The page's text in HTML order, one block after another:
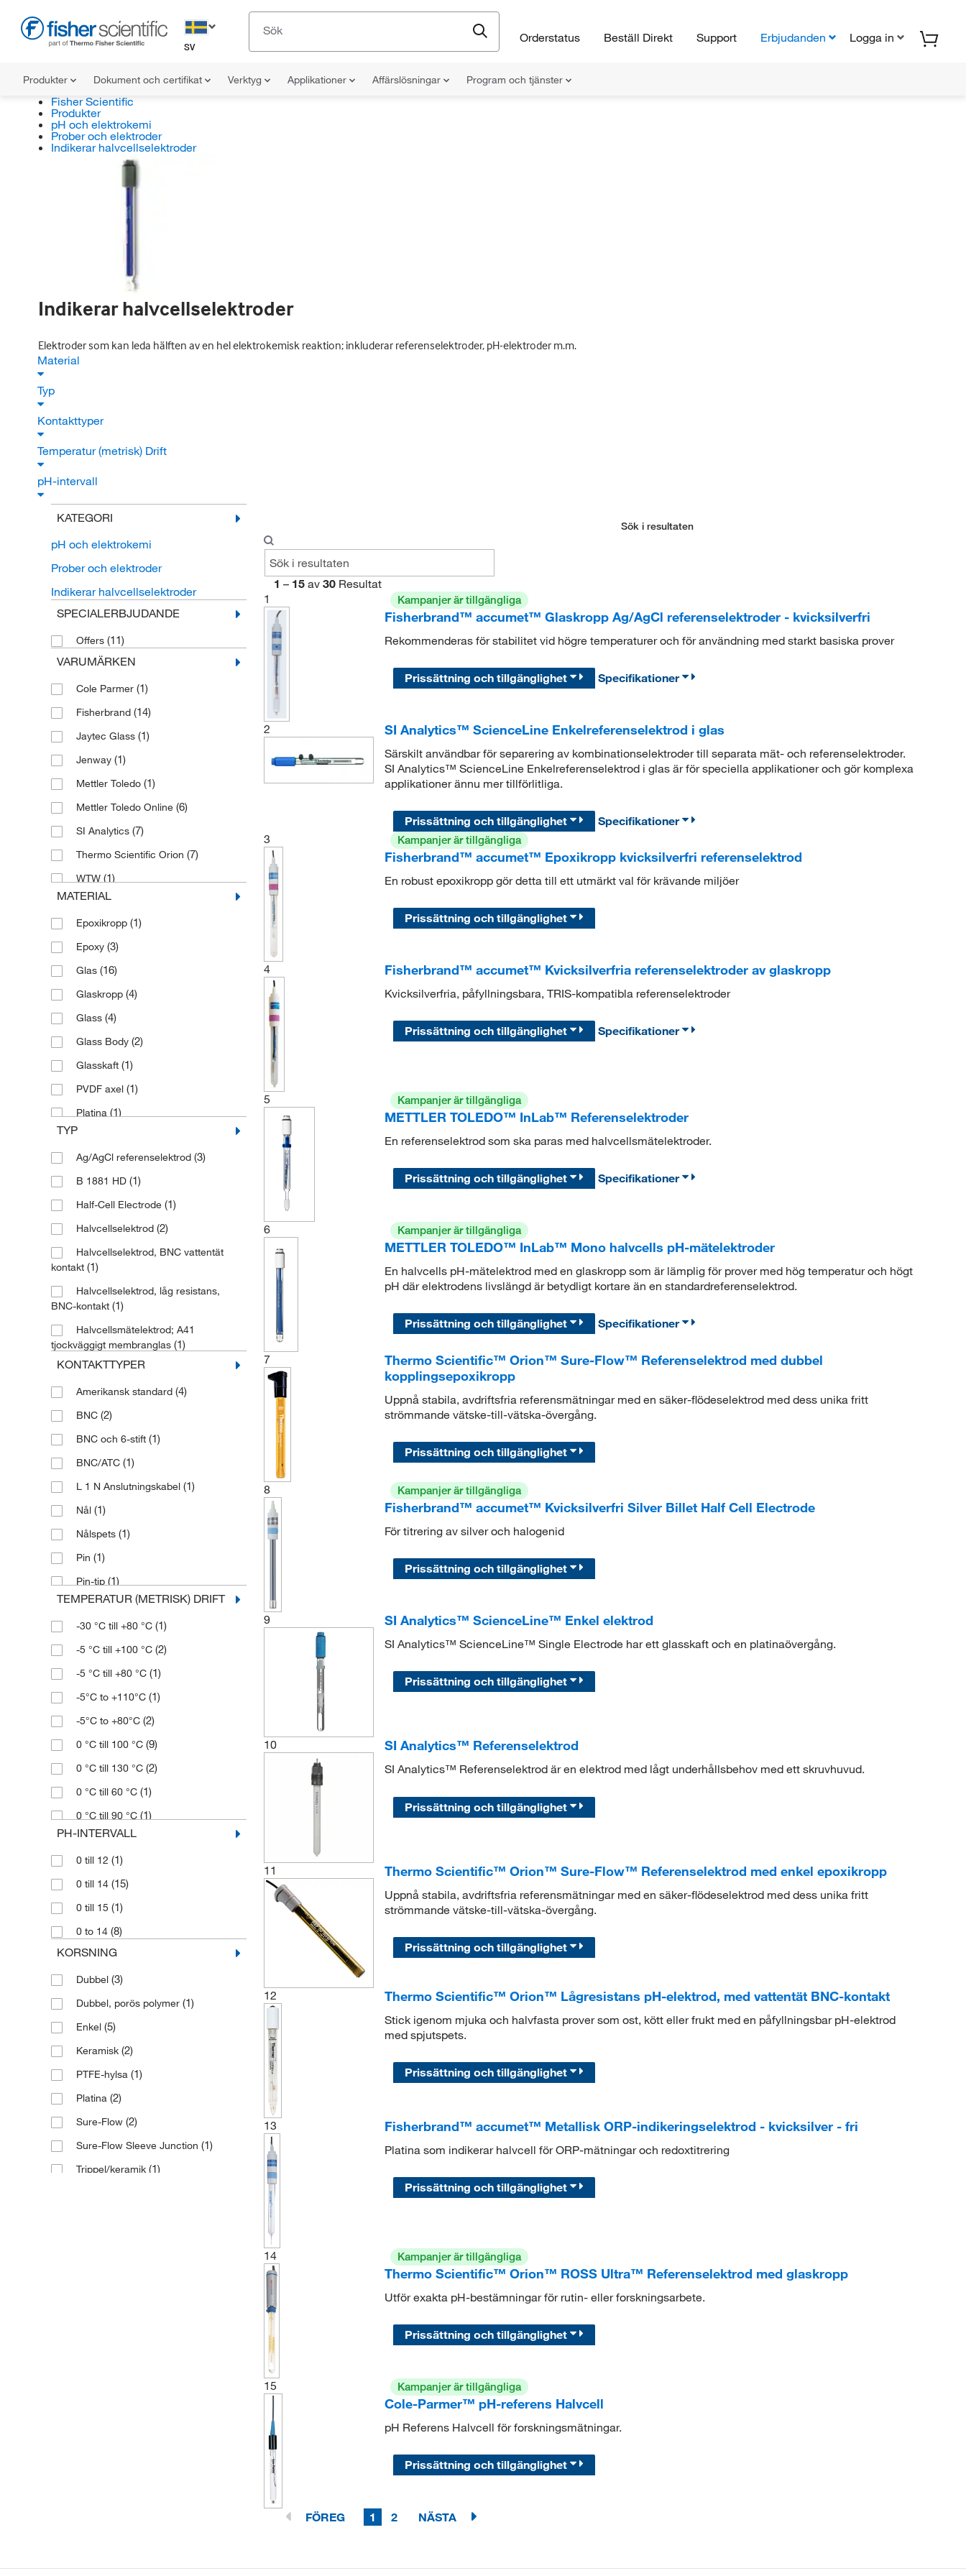
SV
Orderstatus Beställ Direkt Support Erbjudanden Logga in
Produkter Dokument och certifikat Verktyg Applikationer Affärslösningar Program och tjänster
Fisher Scientific
Produkter
pH och elektrokemi
Prober och elektroder
Indikerar halvcellselektroder
Indikerar halvcellselektroder
Elektroder som kan leda hälften av en hel elektrokemisk reaktion; inkluderar referenselektroder, pH-elektroder m.m.
Material
Typ
Kontakttyper
Temperatur (metrisk) Drift
pH-intervall
KATEGORI
pH och elektrokemi
Prober och elektroder
Indikerar halvcellselektroder
SPECIALERBJUDANDE
Offers (11)
VARUMÄRKEN
Cole Parmer (1)
Fisherbrand (14)
Jaytec Glass (1)
Jenway (1)
Mettler Toledo (1)
Mettler Toledo Online (6)
SI Analytics (7)
Thermo Scientific Orion (7)
WTW (1)
MATERIAL
Epoxikropp (1)
Epoxy (3)
Glas (16)
Glaskropp (4)
Glass (4)
Glass Body (2)
Glasskaft (1)
PVDF axel (1)
Platina (1)
TYP
Ag/AgCl referenselektrod (3)
B 1881 HD (1)
Half-Cell Electrode (1)
Halvcellselektrod (2)
Halvcellselektrod, BNC vattentät
kontakt (1)
Halvcellselektrod, låg resistans,
BNC-kontakt (1)
Halvcellsmätelektrod; A41
tjockväggigt membranglas (1)
Halvcellsmätelektrod; HA
Membranglas
gelelektrolyt(1)
ISE, pH Reference Electrode
Kvicksilverfri referenselektrod
ORP elektrod
Platina elektroder
Referens halvcellselektrod
Referenselektrod(7)
pH Half-Cell Electrode
pH Membrane Model
pH-referens Halvcell
KONTAKTTYPER
Amerikansk standard (4)
BNC (2)
BNC och 6-stift (1)
BNC/ATC (1)
L 1 N Anslutningskabel (1)
Nål (1)
Nålspets (1)
Pin (1)
Pin-tip (1)
S7(4)
S7 till BNC (30281915)
Skruvplugghuvud(1)
Stift(6)
TEMPERATUR (METRISK) DRIFT
-30 °C till +80 °C (1)
-5 °C till +100 °C (2)
-5 °C till +80 °C (1)
-5°C to +110°C (1)
-5°C to +80°C (2)
0 °C till 100 °C (9)
0 °C till 130 °C (2)
0 °C till 60 °C (1)
0 °C till 90 °C (1)
0°C to 100°C
0°C to 90°C
100 °C (1)
Max 80 °C
Omgivning
PH-INTERVALL
0 till 12 (1)
0 till 14 (15)
0 till 15 (1)
0 to 14 (8)
KORSNING
Dubbel (3)
Dubbel, porös polymer (1)
Enkel (5)
Keramisk (2)
PTFE-hylsa (1)
Platina (2)
Sure-Flow (2)
Sure-Flow Sleeve Junction (1)
Trippel/keramik (1)
Sök i resultaten
1 – 15 av 30 Resultat
1
Kampanjer är tillgängliga
Fisherbrand™ accumet™ Glaskropp Ag/AgCl referenselektroder - kvicksilverfri
Rekommenderas för stabilitet vid högre temperaturer och för användning med starkt basiska prover
Prissättning och tillgänglighet Specifikationer
2 SI Analytics™ ScienceLine Enkelreferenselektrod i glas
Särskilt användbar för separering av kombinationselektroder till separata mät- och referenselektroder.
SI Analytics™ ScienceLine Enkelreferenselektrod i glas är för speciella applikationer och gör komplexa
applikationer ännu mer tillförlitliga.
Prissättning och tillgänglighet
Specifikationer
3
Kampanjer är tillgängliga
Fisherbrand™ accumet™ Epoxikropp kvicksilverfri referenselektrod
En robust epoxikropp gör detta till ett utmärkt val för krävande miljöer
Prissättning och tillgänglighet
4 Fisherbrand™ accumet™ Kvicksilverfria referenselektroder av glaskropp
Kvicksilverfria, påfyllningsbara, TRIS-kompatibla referenselektroder
Prissättning och tillgänglighet Specifikationer
5 Kampanjer är tillgängliga
METTLER TOLEDO™ InLab™ Referenselektroder
En referenselektrod som ska paras med halvcellsmätelektroder.
Prissättning och tillgänglighet Specifikationer
6 Kampanjer är tillgängliga
METTLER TOLEDO™ InLab™ Mono halvcells pH-mätelektroder
En halvcells pH-mätelektrod med en glaskropp som är lämplig för prover med hög temperatur och högt
pH där elektrodens livslängd är betydligt kortare än en standardreferenselektrod.
Prissättning och tillgänglighet Specifikationer
7
Thermo Scientific™ Orion™ Sure-Flow™ Referenselektrod med dubbel
kopplingsepoxikropp
Uppnå stabila, avdriftsfria referensmätningar med en säker-flödeselektrod med dess unika fritt
strömmande vätske-till-vätska-övergång.
Prissättning och tillgänglighet
8 Kampanjer är tillgängliga
Fisherbrand™ accumet™ Kvicksilverfri Silver Billet Half Cell Electrode
För titrering av silver och halogenid
Prissättning och tillgänglighet
9 SI Analytics™ ScienceLine™ Enkel elektrod
SI Analytics™ ScienceLine™ Single Electrode har ett glasskaft och en platinaövergång.
Prissättning och tillgänglighet
10 SI Analytics™ Referenselektrod
SI Analytics™ Referenselektrod är en elektrod med lågt underhållsbehov med ett skruvhuvud.
Prissättning och tillgänglighet
11 Thermo Scientific™ Orion™ Sure-Flow™ Referenselektrod med enkel epoxikropp
Uppnå stabila, avdriftsfria referensmätningar med en säker-flödeselektrod med dess unika fritt
strömmande vätske-till-vätska-övergång.
Prissättning och tillgänglighet
12 Thermo Scientific™ Orion™ Lågresistans pH-elektrod, med vattentät BNC-kontakt
Stick igenom mjuka och halvfasta prover som ost, kött eller frukt med en påfyllningsbar pH-elektrod
med spjutspets.
Prissättning och tillgänglighet
13 Fisherbrand™ accumet™ Metallisk ORP-indikeringselektrod - kvicksilver - fri
Platina som indikerar halvcell för ORP-mätningar och redoxtitrering
Prissättning och tillgänglighet
14 Kampanjer är tillgängliga
Thermo Scientific™ Orion™ ROSS Ultra™ Referenselektrod med glaskropp
Utför exakta pH-bestämningar för rutin- eller forskningsarbete.
Prissättning och tillgänglighet
15 Kampanjer är tillgängliga
Cole-Parmer™ pH-referens Halvcell
pH Referens Halvcell för forskningsmätningar.
Prissättning och tillgänglighet
FÖREG 1 2 NÄSTA